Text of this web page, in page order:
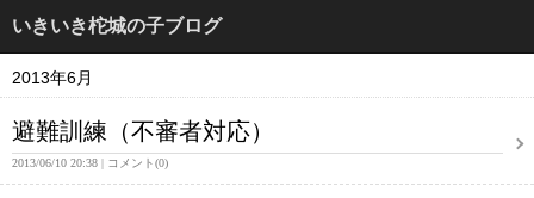
いきいき柁城の子ブログ
2013年6月
避難訓練（不審者対応）
2013/06/10 20:38 コメント(0)